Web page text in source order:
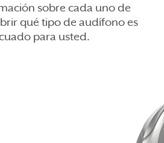
sobre cada uno de
qué tipo de audífono es
para usted.